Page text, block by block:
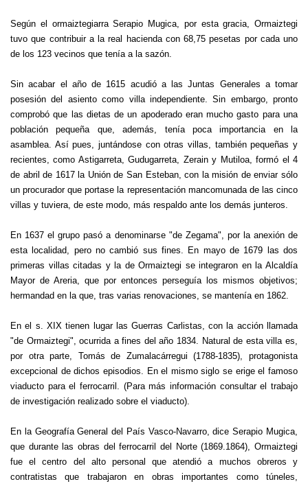
Según el ormaiztegiarra Serapio Mugica, por esta gracia, Ormaiztegi
tuvo que contribuir a la real hacienda con 68,75 pesetas por cada uno
de los 123 vecinos que tenía a la sazón.
Sin acabar el año de 1615 acudió a las Juntas Generales a tomar
posesión del asiento como villa independiente. Sin embargo, pronto
comprobó que las dietas de un apoderado eran mucho gasto para una
población pequeña que, además, tenía poca importancia en la
asamblea. Así pues, juntándose con otras villas, también pequeñas y
recientes, como Astigarreta, Gudugarreta, Zerain y Mutiloa, formó el 4
de abril de 1617 la Unión de San Esteban, con la misión de enviar sólo
un procurador que portase la representación mancomunada de las cinco
villas y tuviera, de este modo, más respaldo ante los demás junteros.
En 1637 el grupo pasó a denominarse "de Zegama", por la anexión de
esta localidad, pero no cambió sus fines. En mayo de 1679 las dos
primeras villas citadas y la de Ormaiztegi se integraron en la Alcaldía
Mayor de Areria, que por entonces perseguía los mismos objetivos;
hermandad en la que, tras varias renovaciones, se mantenía en 1862.
En el s. XIX tienen lugar las Guerras Carlistas, con la acción llamada
"de Ormaiztegi", ocurrida a fines del año 1834. Natural de esta villa es,
por otra parte, Tomás de Zumalacárregui (1788-1835), protagonista
excepcional de dichos episodios. En el mismo siglo se erige el famoso
viaducto para el ferrocarril. (Para más información consultar el trabajo
de investigación realizado sobre el viaducto).
En la Geografía General del País Vasco-Navarro, dice Serapio Mugica,
que durante las obras del ferrocarril del Norte (1869.1864), Ormaiztegi
fue el centro del alto personal que atendió a muchos obreros y
contratistas que trabajaron en obras importantes como túneles,